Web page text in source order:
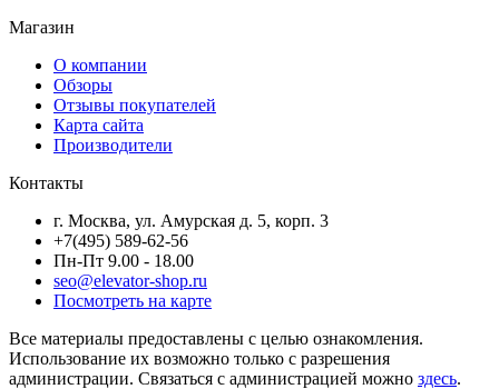
Магазин
О компании
Обзоры
Отзывы покупателей
Карта сайта
Производители
Контакты
г. Москва, ул. Амурская д. 5, корп. 3
+7(495) 589-62-56
Пн-Пт 9.00 - 18.00
seo@elevator-shop.ru
Посмотреть на карте
Все материалы предоставлены с целью ознакомления.
Использование их возможно только с разрешения
администрации. Связаться с администрацией можно здесь.